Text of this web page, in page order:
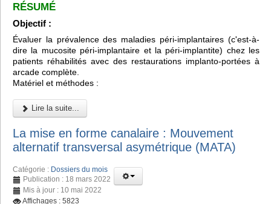
RÉSUMÉ
Objectif :
Évaluer la prévalence des maladies péri-implantaires (c'est-à-
dire la mucosite péri-implantaire et la péri-implantite) chez les
patients réhabilités avec des restaurations implanto-portées à
arcade complète.
Matériel et méthodes :
Lire la suite...
La mise en forme canalaire : Mouvement
alternatif transversal asymétrique (MATA)
Catégorie : Dossiers du mois
Publication : 18 mars 2022
Mis à jour : 10 mai 2022
Affichages : 5823